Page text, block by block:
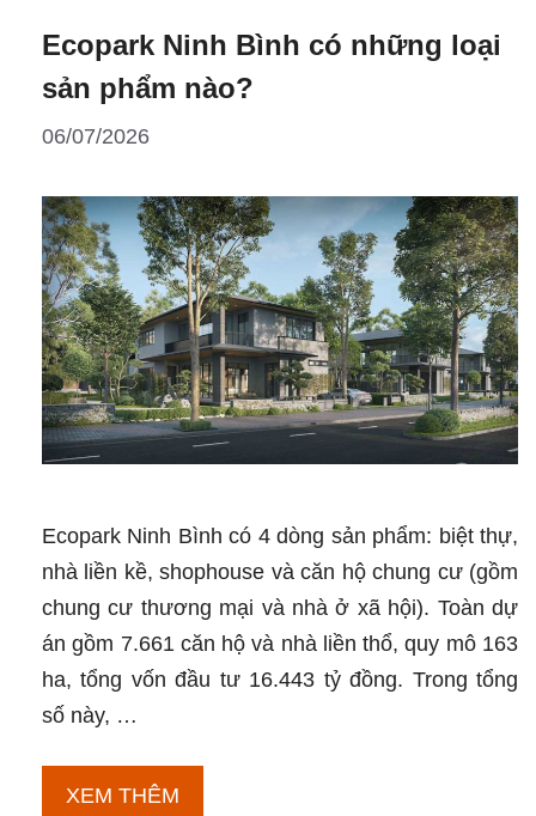
nối
với
bao
lâu
sau
khi
Vành
đai
4
hoàn
Ecopark Ninh Bình có những loại
sản phẩm nào?
06/07/2026
Ecopark Ninh Bình có 4 dòng sản phẩm: biệt thự,
nhà liền kề, shophouse và căn hộ chung cư (gồm
chung cư thương mại và nhà ở xã hội). Toàn dự
án gồm 7.661 căn hộ và nhà liền thổ, quy mô 163
ha, tổng vốn đầu tư 16.443 tỷ đồng. Trong tổng
số này, …
XEM THÊM